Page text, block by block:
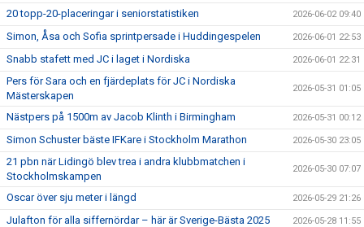
20 topp-20-placeringar i seniorstatistiken 2026-06-02 09:40
Simon, Åsa och Sofia sprintpersade i Huddingespelen 2026-06-01 22:53
Snabb stafett med JC i laget i Nordiska 2026-06-01 22:31
Pers för Sara och en fjärdeplats för JC i Nordiska
Mästerskapen
2026-05-31 01:05
Nästpers på 1500m av Jacob Klinth i Birmingham 2026-05-31 00:12
Simon Schuster bäste IFKare i Stockholm Marathon 2026-05-30 23:05
21 pbn när Lidingö blev trea i andra klubbmatchen i
Stockholmskampen
2026-05-30 07:07
Oscar över sju meter i längd 2026-05-29 21:26
Julafton för alla siffernördar – här är Sverige-Bästa 2025 2026-05-28 11:55